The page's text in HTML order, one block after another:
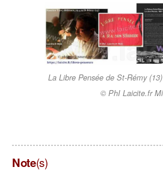
La Libre Pensée de St-Rémy
© PhI Laicite.fr
Note(s)